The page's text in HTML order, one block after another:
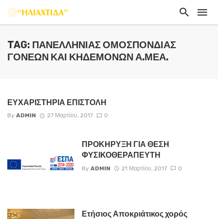
TAG: ΠΑΝΕΛΛΉΝΙΑΣ ΟΜΟΣΠΟΝΔΊΑΣ
ΓΟΝΈΩΝ ΚΑΙ ΚΗΔΕΜΌΝΩΝ Α.ΜΕΑ.
ΕΥΧΑΡΙΣΤΗΡΙΑ ΕΠΙΣΤΟΛΗ
By ADMIN 27 Μαρτίου, 2017 0
ΠΡΟΚΗΡΥΞΗ ΓΙΑ ΘΕΣΗ
ΦΥΣΙΚΟΘΕΡΑΠΕΥΤΗ
By ADMIN 21 Μαρτίου, 2017 0
Ετήσιος Αποκριάτικος χορός